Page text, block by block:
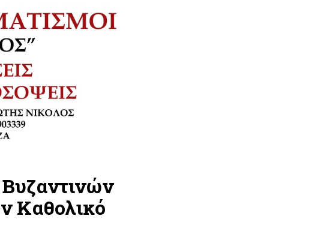
Καθολικό